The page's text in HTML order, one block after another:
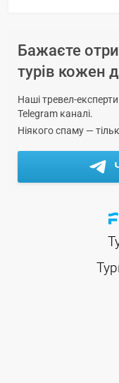
Бажаєте
турів кожен
Наші тревел-
Telegram каналі.
Ніякого спаму —